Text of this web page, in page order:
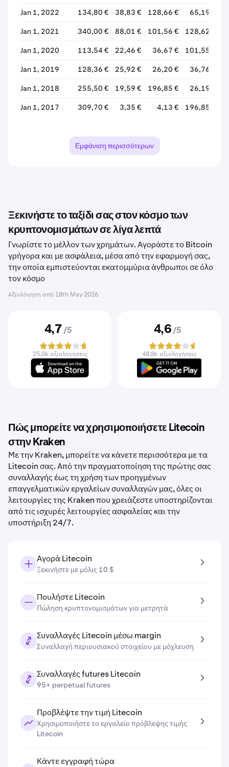
Jan 1, 2022 134,80 € 38,83 € 128,66 € 65,19 €
Jan 1, 2021 340,00 € 88,01 € 101,56 € 128,62 €
Jan 1, 2020 113,54 € 22,46 € 36,67 € 101,55 €
Jan 1, 2019 128,36 € 25,92 € 26,20 € 36,76 €
Jan 1, 2018 255,50 € 19,59 € 196,85 € 26,19 €
Jan 1, 2017 309,70 € 3,35 € 4,13 € 196,85 €
7,99 € 1,00 €
Εμφάνιση περισσότερων
Ξεκινήστε το ταξίδι σας στον κόσμο των
κρυπτονομισμάτων σε λίγα λεπτά
Γνωρίστε το μέλλον των χρημάτων. Αγοράστε το Bitcoin
γρήγορα και με ασφάλεια, μέσα από την εφαρμογή σας,
την οποία εμπιστεύονται εκατομμύρια άνθρωποι σε όλο
τον κόσμο
Αξιολόγηση από 18th May 2026
4,7 /5
25,0k αξιολογήσεις
4,6 /5
48,8k αξιολογήσεις
Πώς μπορείτε να χρησιμοποιήσετε Litecoin
στην Kraken
Με την Kraken, μπορείτε να κάνετε περισσότερα με τα
Litecoin σας. Από την πραγματοποίηση της πρώτης σας
συναλλαγής έως τη χρήση των προηγμένων
επαγγελματικών εργαλείων συναλλαγών μας, όλες οι
λειτουργίες της Kraken που χρειάζεστε υποστηρίζονται
από τις ισχυρές λειτουργίες ασφαλείας και την
υποστήριξη 24/7.
Αγορά Litecoin
Ξεκινήστε με μόλις 10 $
Πουλήστε Litecoin
Πώληση κρυπτονομισμάτων για μετρητά
Συναλλαγές Litecoin μέσω margin
Συναλλαγή περιουσιακού στοιχείου με μόχλευση
Συναλλαγές futures Litecoin
95+ perpetual futures
Προβλέψτε την τιμή Litecoin
Χρησιμοποιήστε το εργαλείο πρόβλεψης τιμής
Litecoin
Κάντε εγγραφή τώρα